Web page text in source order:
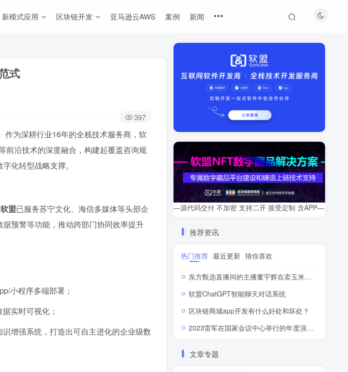
新模式应用 区块链开发 亚马逊云AWS 案例 新闻
式
397
作为深耕行业16年的全栈技术服务商，软
前沿技术的深度融合，构建起覆盖咨询规
化转型战略支撑。
软盟已服务苏宁文化、海信多媒体等头部企
预警等功能，推动跨部门协同效率提升
小程序多端部署；
实时可视化；
增强系统，打造出可自主进化的企业级数
—源代码交付 不加密 支持二开 接受定制 含APP—
推荐资讯
热门推荐 最近更新 猜你喜欢
东方甄选直播间的主播董宇辉在卖玉米时称“918是好日子”，此事引发网络热议。
软盟ChatGPT智能聊天对话系统
区块链商城app开发有什么好处和坏处？
2023雷军在国家会议中心举行的年度演讲全文：成长的经历和感悟
文章专题